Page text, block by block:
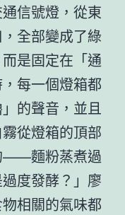
信號燈，從東
全部變成了綠
而是固定在「通
每一個燈箱都
的聲音，並且
從燈箱的頂部
——麵粉蒸煮過
度發酵？」廖
相關的氣味都